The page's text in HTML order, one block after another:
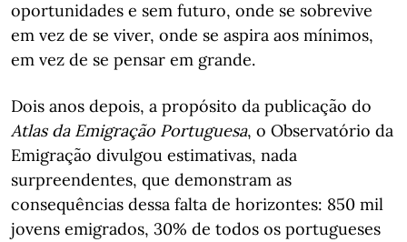
oportunidades e sem futuro, onde se sobrevive
em vez de se viver, onde se aspira aos mínimos,
em vez de se pensar em grande.
Dois anos depois, a propósito da publicação do
Atlas da Emigração Portuguesa, o Observatório da
Emigração divulgou estimativas, nada
surpreendentes, que demonstram as
consequências dessa falta de horizontes: 850 mil
jovens emigrados, 30% de todos os portugueses